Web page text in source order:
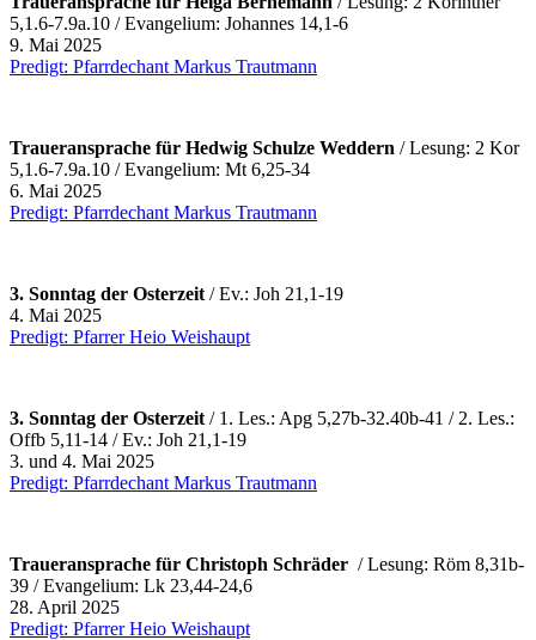
5,1.6-7.9a.10 / Evangelium: Johannes 14,1-6
9. Mai 2025
Predigt: Pfarrdechant Markus Trautmann
Traueransprache für Hedwig Schulze Weddern / Lesung: 2 Kor
5,1.6-7.9a.10 / Evangelium: Mt 6,25-34
6. Mai 2025
Predigt: Pfarrdechant Markus Trautmann
3. Sonntag der Osterzeit / Ev.: Joh 21,1-19
4. Mai 2025
Predigt: Pfarrer Heio Weishaupt
3. Sonntag der Osterzeit / 1. Les.: Apg 5,27b-32.40b-41 / 2. Les.:
Offb 5,11-14 / Ev.: Joh 21,1-19
3. und 4. Mai 2025
Predigt: Pfarrdechant Markus Trautmann
Traueransprache für Christoph Schräder / Lesung: Röm 8,31b-
39 / Evangelium: Lk 23,44-24,6
28. April 2025
Predigt: Pfarrer Heio Weishaupt